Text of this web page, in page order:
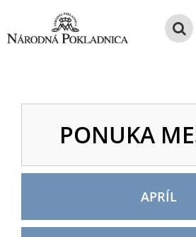
PONUKA
APRÍL